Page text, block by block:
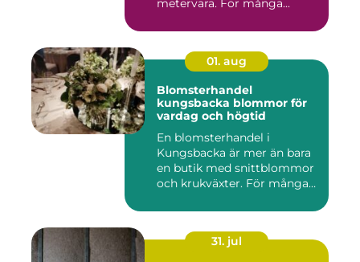
metervara. För många...
01. aug
Blomsterhandel
kungsbacka blommor för
vardag och högtid
En blomsterhandel i
Kungsbacka är mer än bara
en butik med snittblommor
och krukväxter. För många
31. jul